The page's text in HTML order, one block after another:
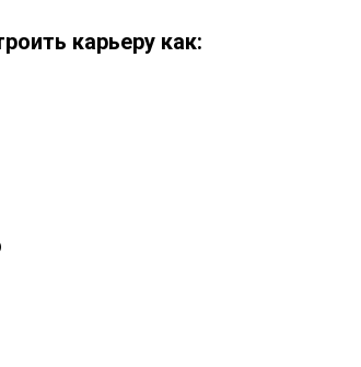
карьеру как: